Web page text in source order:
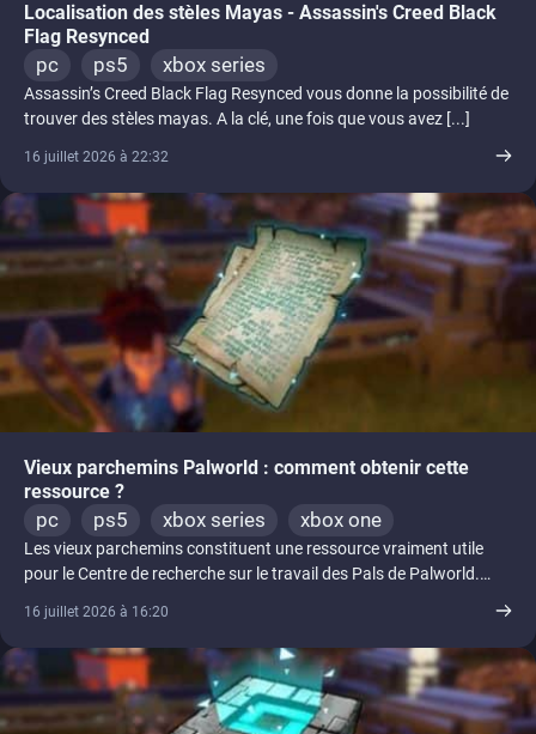
Localisation des stèles Mayas - Assassin's Creed Black
Flag Resynced
pc ps5 xbox series
Assassin’s Creed Black Flag Resynced vous donne la possibilité de
trouver des stèles mayas. A la clé, une fois que vous avez [...]
16 juillet 2026 à 22:32
Vieux parchemins Palworld : comment obtenir cette
ressource ?
pc ps5 xbox series xbox one
Les vieux parchemins constituent une ressource vraiment utile
pour le Centre de recherche sur le travail des Pals de Palworld.
16 juillet 2026 à 16:20